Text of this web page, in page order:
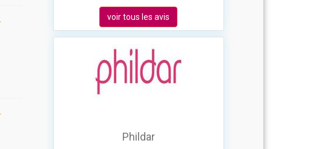
voir tous les avis
Phildar